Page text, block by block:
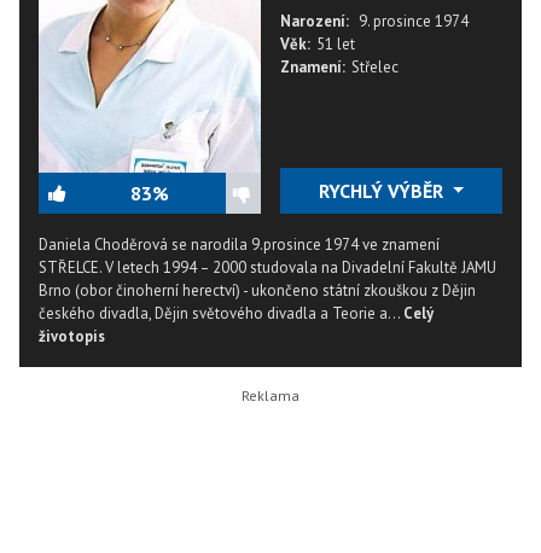
83%
Narození: 9. prosince 1974
Věk: 51 let
Znamení: Střelec
RYCHLÝ VÝBĚR
Daniela Choděrová se narodila 9.prosince 1974 ve znamení
STŘELCE. V letech 1994 – 2000 studovala na Divadelní Fakultě JAMU
Brno (obor činoherní herectví) - ukončeno státní zkouškou z Dějin
českého divadla, Dějin světového divadla a Teorie a... Celý
životopis